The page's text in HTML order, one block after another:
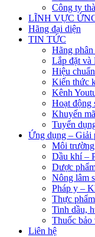
Công ty
LĨNH VỰC
Hãng đại diện
TIN TỨC
Hãng
Lắp đặt và
Hiệu
Kiến thức
Kênh
Hoạt động
Khuyến
Tuyển
Ứng dụng – Giải
Môi
Dầu khí –
Dược
Nông lâm
Pháp y –
Thực
Tinh dầu,
Thuốc bảo
Liên hệ